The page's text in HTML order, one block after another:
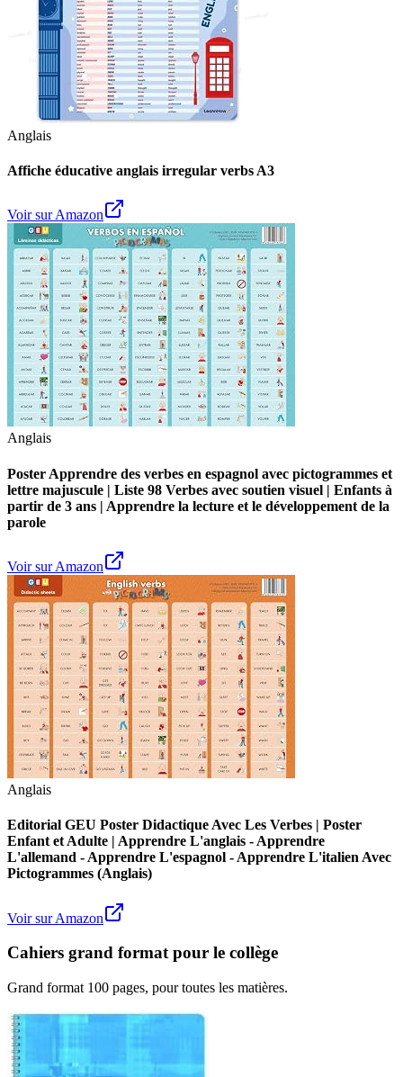
Anglais
Affiche éducative anglais irregular verbs A3
Voir sur Amazon
Anglais
Poster Apprendre des verbes en espagnol avec pictogrammes et
lettre majuscule | Liste 98 Verbes avec soutien visuel | Enfants à
partir de 3 ans | Apprendre la lecture et le développement de la
parole
Voir sur Amazon
Anglais
Editorial GEU Poster Didactique Avec Les Verbes | Poster
Enfant et Adulte | Apprendre L'anglais - Apprendre
L'allemand - Apprendre L'espagnol - Apprendre L'italien Avec
Pictogrammes (Anglais)
Voir sur Amazon
Cahiers grand format pour le collège
Grand format 100 pages, pour toutes les matières.